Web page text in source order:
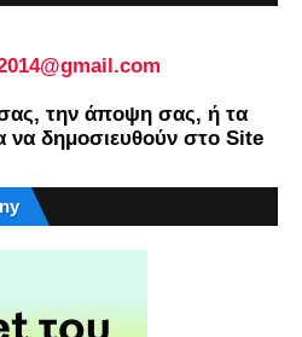
την άποψη σας, ή τα
να δημοσιευθούν στο Site